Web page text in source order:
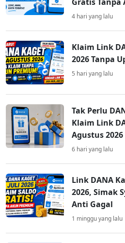
4 hari yang lalu
Klaim Link
2026 Tanpa
5 hari yang lalu
Tak Perlu
Klaim Link
Agustus 2026
6 hari yang lalu
Link DANA
2026, Simak
Anti Gagal
1 minggu yang lalu